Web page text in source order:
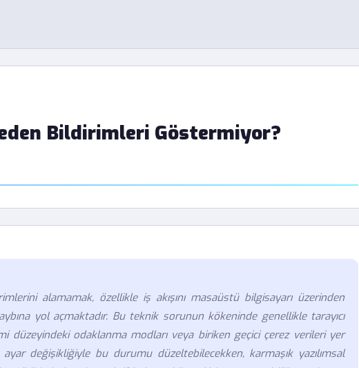
Bildirimleri Göstermiyor?
alamamak, özellikle iş akışını masaüstü bilgisayarı üzerinden
yol açmaktadır. Bu teknik sorunun kökeninde genellikle tarayıcı
düzeyindeki odaklanma modları veya biriken geçici çerez verileri yer
değişikliğiyle bu durumu düzeltebilecekken, karmaşık yazılımsal